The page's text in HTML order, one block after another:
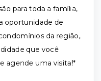
para toda a família,
oportunidade de
da região,
que você
agende uma visita!*